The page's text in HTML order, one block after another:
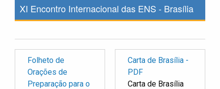
XI Encontro Internacional das ENS - Brasília
Folheto de
Orações de
Preparação para o
Carta de Brasília -
PDF
Carta de Brasília